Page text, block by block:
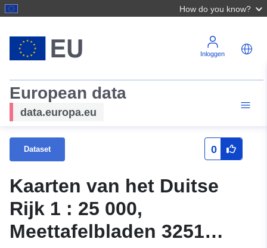
How do you know?
Inloggen
European data
data.europa.eu
Dataset 0
Kaarten van het Duitse
Rijk 1 : 25 000,
Meettafelbladen 3251